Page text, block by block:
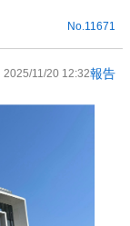
No.11671
2025/11/20 12:32報告